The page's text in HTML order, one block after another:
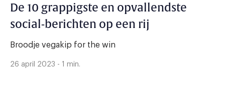
De 10 grappigste en opvallendste
social-berichten op een rij
Broodje vegakip for the win
26 april 2023 - 1 min.